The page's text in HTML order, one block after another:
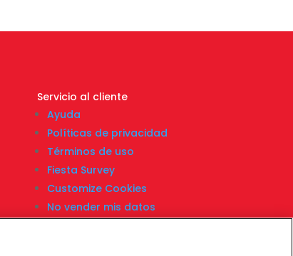
Servicio al cliente
Ayuda
Políticas de privacidad
Términos de uso
Fiesta Survey
Customize Cookies
No vender mis datos